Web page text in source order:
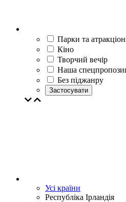
Парки та
Кіно
Творчий вечір
Наша
Без піджанру
Застосувати
Усі країни
Республіка Ірландія